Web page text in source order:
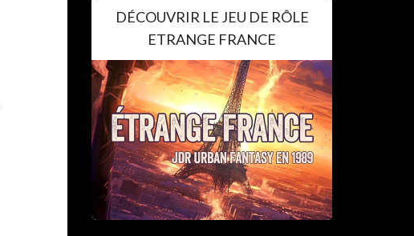
DÉCOUVRIR LE JEU DE RÔLE
ETRANGE FRANCE